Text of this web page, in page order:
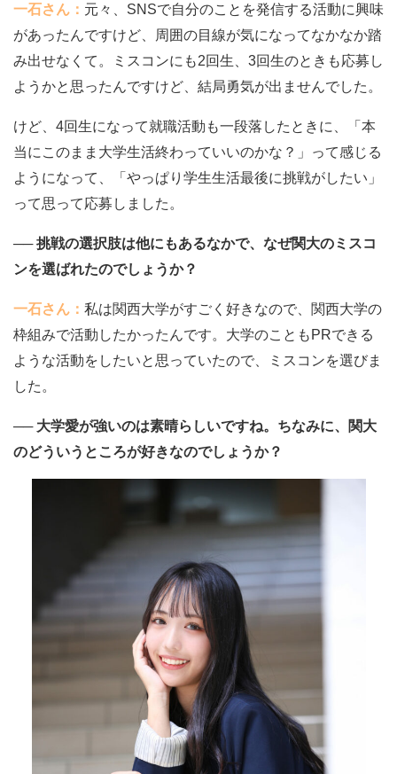
一石さん： 元々、SNSで自分のことを発信する活動に興味
があったんですけど、周囲の目線が気になってなかなか踏
み出せなくて。ミスコンにも2回生、3回生のときも応募し
ようかと思ったんですけど、結局勇気が出ませんでした。
けど、4回生になって就職活動も一段落したときに、「本
当にこのまま大学生活終わっていいのかな？」って感じる
ようになって、「やっぱり学生生活最後に挑戦がしたい」
って思って応募しました。
── 挑戦の選択肢は他にもあるなかで、なぜ関大のミスコ
ンを選ばれたのでしょうか？
一石さん： 私は関西大学がすごく好きなので、関西大学の
枠組みで活動したかったんです。大学のこともPRできる
ような活動をしたいと思っていたので、ミスコンを選びま
した。
── 大学愛が強いのは素晴らしいですね。ちなみに、関大
のどういうところが好きなのでしょうか？